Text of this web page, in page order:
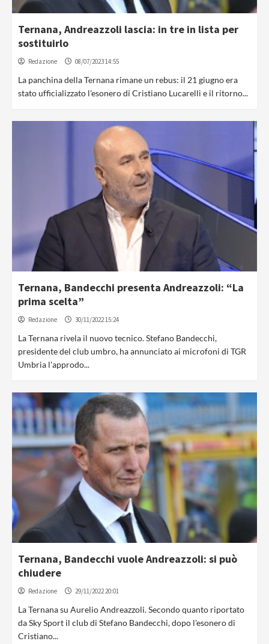
Ternana, Andreazzoli lascia: in tre in lista per
sostituirlo
Redazione 08/07/2023 14:55
La panchina della Ternana rimane un rebus: il 21 giugno era
stato ufficializzato l'esonero di Cristiano Lucarelli e il ritorno...
Ternana, Bandecchi presenta Andreazzoli: “La
prima scelta”
Redazione 30/11/2022 15:24
La Ternana rivela il nuovo tecnico. Stefano Bandecchi,
presidente del club umbro, ha annunciato ai microfoni di TGR
Umbria l'approdo...
Ternana, Bandecchi vuole Andreazzoli: si può
chiudere
Redazione 29/11/2022 20:01
La Ternana su Aurelio Andreazzoli. Secondo quanto riportato
da Sky Sport il club di Stefano Bandecchi, dopo l'esonero di
Cristiano...